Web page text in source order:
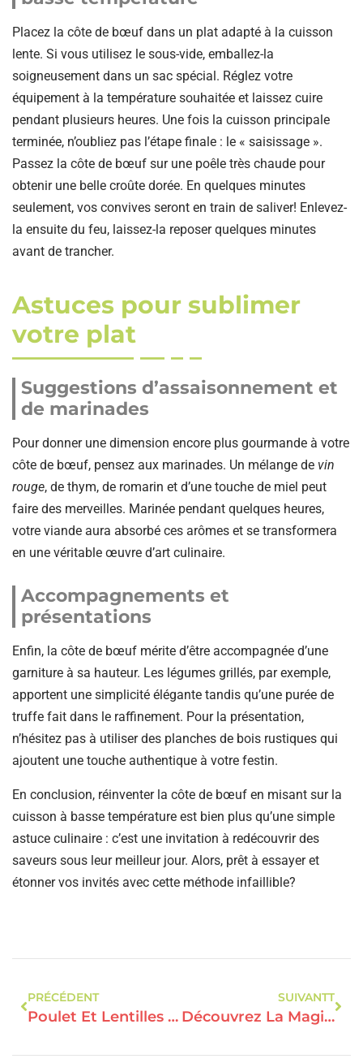
Placez la côte de bœuf dans un plat adapté à la cuisson
lente. Si vous utilisez le sous-vide, emballez-la
soigneusement dans un sac spécial. Réglez votre
équipement à la température souhaitée et laissez cuire
pendant plusieurs heures. Une fois la cuisson principale
terminée, n’oubliez pas l’étape finale : le « saisissage ».
Passez la côte de bœuf sur une poêle très chaude pour
obtenir une belle croûte dorée. En quelques minutes
seulement, vos convives seront en train de saliver! Enlevez-
la ensuite du feu, laissez-la reposer quelques minutes
avant de trancher.
Astuces pour sublimer
votre plat
Suggestions d’assaisonnement et
de marinades
Pour donner une dimension encore plus gourmande à votre
côte de bœuf, pensez aux marinades. Un mélange de vin
rouge, de thym, de romarin et d’une touche de miel peut
faire des merveilles. Marinée pendant quelques heures,
votre viande aura absorbé ces arômes et se transformera
en une véritable œuvre d’art culinaire.
Accompagnements et
présentations
Enfin, la côte de bœuf mérite d’être accompagnée d’une
garniture à sa hauteur. Les légumes grillés, par exemple,
apportent une simplicité élégante tandis qu’une purée de
truffe fait dans le raffinement. Pour la présentation,
n’hésitez pas à utiliser des planches de bois rustiques qui
ajoutent une touche authentique à votre festin.
En conclusion, réinventer la côte de bœuf en misant sur la
cuisson à basse température est bien plus qu’une simple
astuce culinaire : c’est une invitation à redécouvrir des
saveurs sous leur meilleur jour. Alors, prêt à essayer et
étonner vos invités avec cette méthode infaillible?
PRÉCÉDENT
Poulet Et Lentilles Corail : Une Rencontre Gourmande Qui Surprend Vos Papilles
SUIVANTT
Découvrez La Magie Des Lasagnes D’hiver : Réconfort Gourmand Et Saveurs Surprenantes